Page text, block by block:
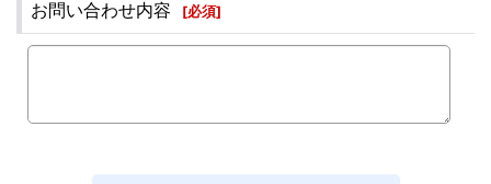
お問い合わせ内容 [必須]